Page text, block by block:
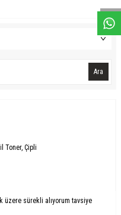
Ara
Toner, Çipli
sürekli alıyorum tavsiye